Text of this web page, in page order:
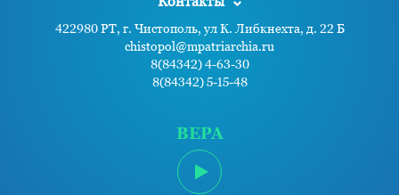
422980 РТ, г. Чистополь, ул К. Либкнехта, д. 22 Б
chistopol@mpatriarchia.ru
8(84342) 4-63-30
8(84342) 5-15-48
ВЕРА